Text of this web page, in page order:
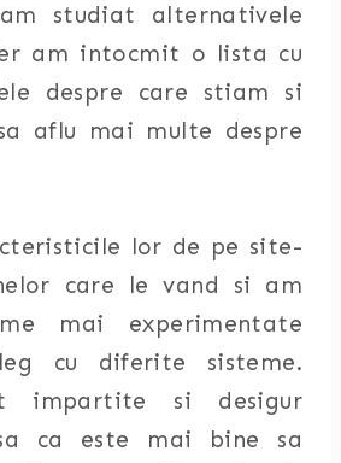
studiat alternativele
am intocmit o lista cu
despre care stiam si
aflu mai multe despre
lor de pe site-
care le vand si am
mai experimentate
cu diferite sisteme.
impartite si desigur
ca este mai bine sa